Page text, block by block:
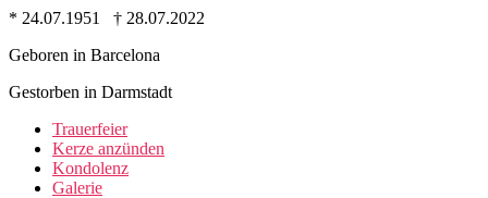
* 24.07.1951 † 28.07.2022
Geboren in Barcelona
Gestorben in Darmstadt
Trauer­feier
Kerze anzünden
Kondo­lenz
Galerie